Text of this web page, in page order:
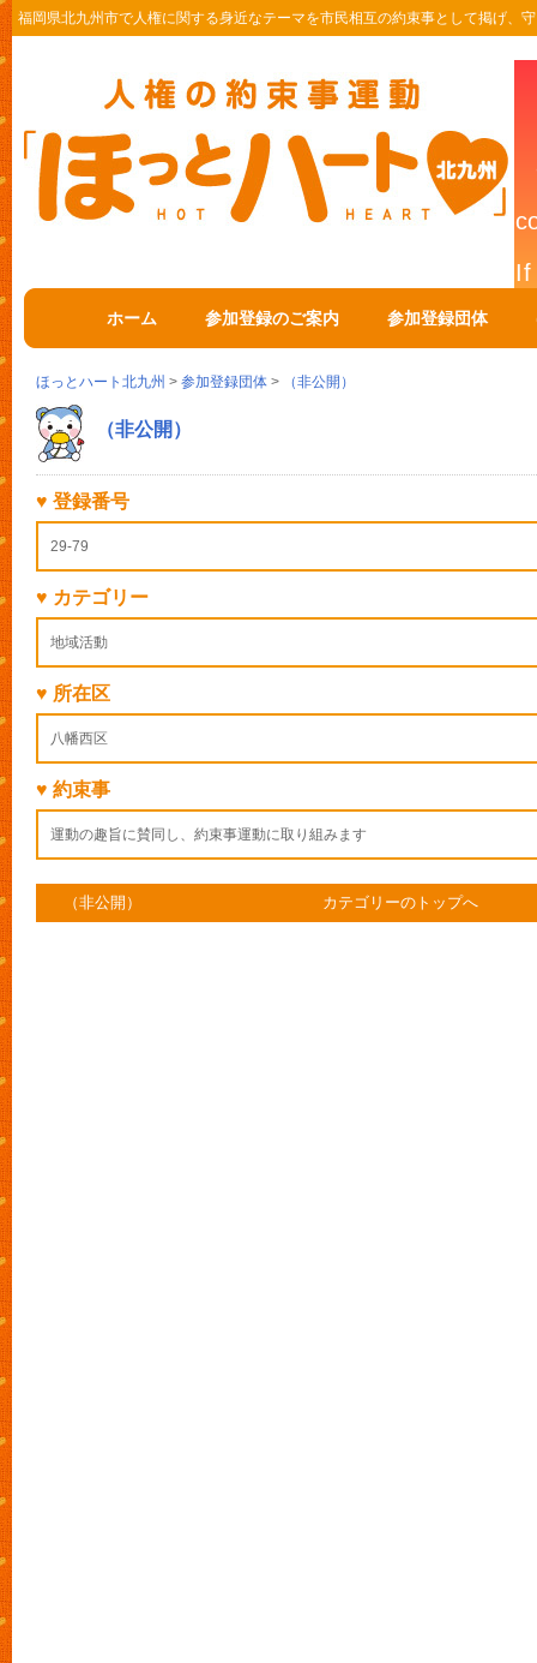
福岡県北九州市で人権に関する身近なテーマを市民相互の約束事として掲げ、
ホーム 参加登録のご案内 参加登録団体
ほっとハート北九州 > 参加登録団体 > （非公開）
（非公開）
♥ 登録番号
29-79
♥ カテゴリー
地域活動
♥ 所在区
八幡西区
♥ 約束事
運動の趣旨に賛同し、約束事運動に取り組みます
（非公開） カテゴリーのトップへ